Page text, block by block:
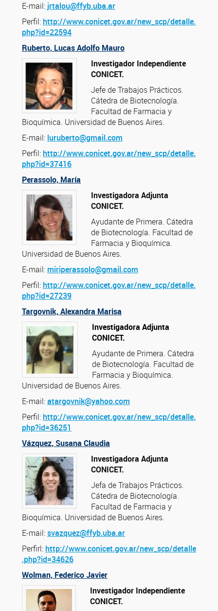
E-mail: jrtalou@ffyb.uba.ar
Perfil: http://www.conicet.gov.ar/new_scp/detalle.
php?id=22594
Ruberto, Lucas Adolfo Mauro
Investigador Independiente
CONICET.
Jefe de Trabajos Prácticos.
Cátedra de Biotecnología.
Facultad de Farmacia y
Bioquímica. Universidad de Buenos Aires.
E-mail: luruberto@gmail.com
Perfil: http://www.conicet.gov.ar/new_scp/detalle.
php?id=37416
Perassolo, María
Investigadora Adjunta
CONICET.
Ayudante de Primera. Cátedra
de Biotecnología. Facultad de
Farmacia y Bioquímica.
Universidad de Buenos Aires.
E-mail: miriperassolo@gmail.com
Perfil: http://www.conicet.gov.ar/new_scp/detalle.
php?id=27239
Targovnik, Alexandra Marisa
Investigadora Adjunta
CONICET.
Ayudante de Primera. Cátedra
de Biotecnología. Facultad de
Farmacia y Bioquímica.
Universidad de Buenos Aires.
E-mail:atargovnik@yahoo.com
Perfil: http://www.conicet.gov.ar/new_scp/detalle.
php?id=36251
Vázquez, Susana Claudia
Investigadora Adjunta
CONICET.
Jefa de Trabajos Prácticos.
Cátedra de Biotecnología.
Facultad de Farmacia y
Bioquímica. Universidad de Buenos Aires.
E-mail:svazquez@ffyb.uba.ar
Perfirl: http://www.conicet.gov.ar/new_scp/detalle
.php?id=34626
Wolman, Federico Javier
Investigador Independiente
CONICET.